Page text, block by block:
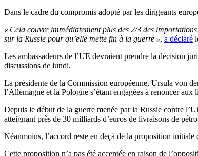
Dans le cadre du compromis adopté par les dirigeants
« Cela couvre immédiatement plus des 2/3 des
sur la Russie pour qu’elle mette fin à la guerre », a déclaré
Les ambassadeurs de l’UE devraient prendre la décision
discussions de lundi.
La présidente de la Commission européenne, Ursula von
l’Allemagne et la Pologne s’étant engagées à renoncer
Depuis le début de la guerre menée par la Russie contre
atteignant près de 30 milliards d’euros de livraisons de
Néanmoins, l’accord reste en deçà de la proposition
Cette proposition n’a pas été acceptée en raison de